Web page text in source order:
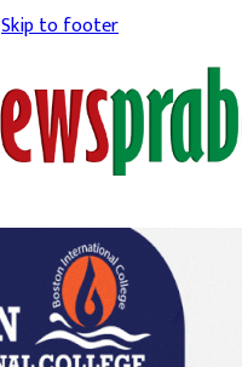
Skip to footer